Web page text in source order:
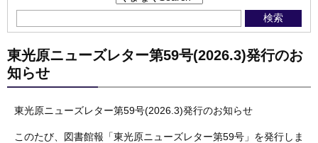
東光原ニューズレター第59号(2026.3)発行のお
知らせ
東光原ニューズレター第59号(2026.3)発行のお知らせ
このたび、図書館報「東光原ニューズレター第59号」を発行しま